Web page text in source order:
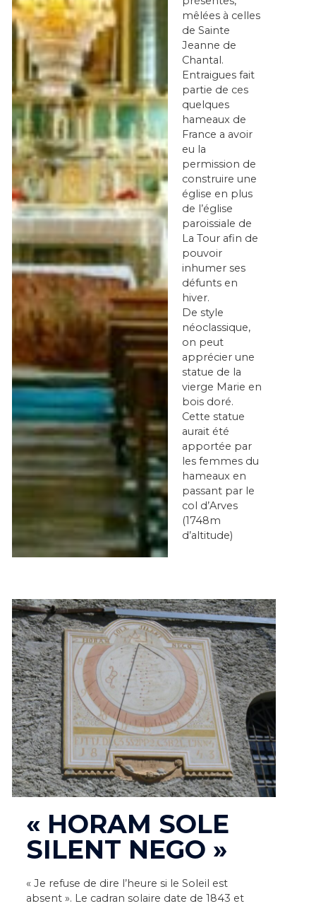
mêlées à celles
de Sainte
Jeanne de
Chantal.
Entraigues fait
partie de ces
quelques
hameaux de
France a avoir
eu la
permission de
construire une
église en plus
de l’église
paroissiale de
La Tour afin de
pouvoir
inhumer ses
défunts en
hiver.
De style
néoclassique,
on peut
apprécier une
statue de la
vierge Marie en
bois doré.
Cette statue
aurait été
apportée par
les femmes du
hameaux en
passant par le
col d’Arves
(1748m
d’altitude)
« HORAM SOLE
SILENT NEGO »
« Je refuse de dire l’heure si le Soleil est
absent ». Le cadran solaire date de 1843 et